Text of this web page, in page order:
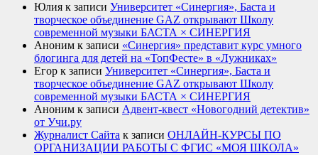
Юлия к записи Университет «Синергия», Баста и
творческое объединение GAZ открывают Школу
современной музыки БАСТА × СИНЕРГИЯ
Аноним к записи «Синергия» представит курс умного
блогинга для детей на «ТопФесте» в «Лужниках»
Егор к записи Университет «Синергия», Баста и
творческое объединение GAZ открывают Школу
современной музыки БАСТА × СИНЕРГИЯ
Аноним к записи Адвент-квест «Новогодний детектив»
от Учи.ру
Журналист Сайта к записи ОНЛАЙН-КУРСЫ ПО
ОРГАНИЗАЦИИ РАБОТЫ С ФГИС «МОЯ ШКОЛА»